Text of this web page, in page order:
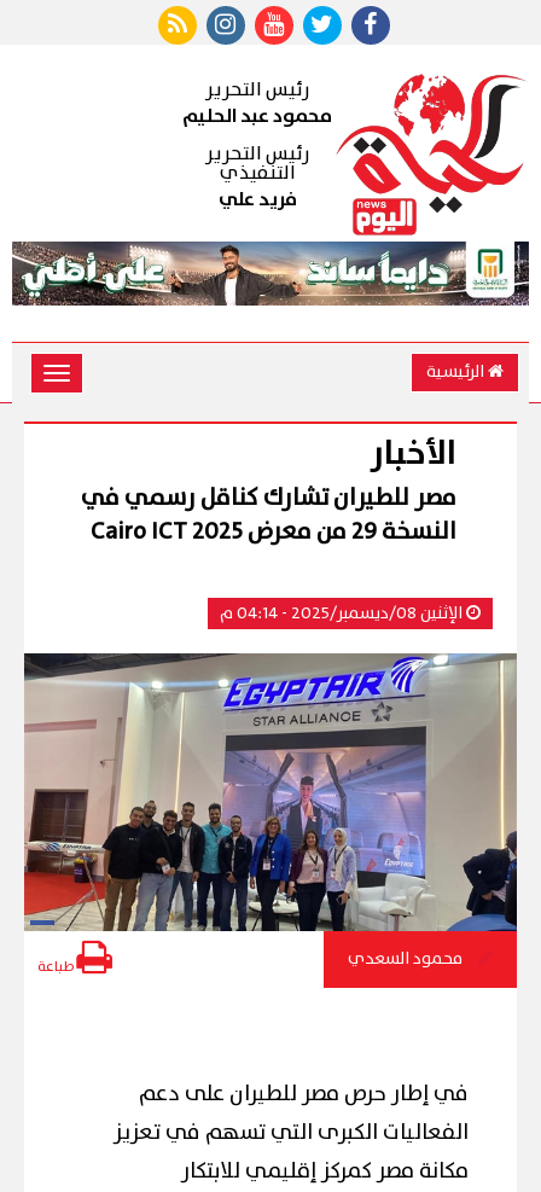
رئيس التحرير
محمود عبد الحليم
رئيس التحرير
التنفيذي
فريد علي
الرئيسية
Toggle
الأخبار
مصر للطيران تشارك كناقل رسمي في
النسخة 29 من معرض Cairo ICT 2025
الإثنين 08/ديسمبر/2025 - 04:14 م
محمود السعدي طباعة
في إطار حرص مصر للطيران على دعم
الفعاليات الكبرى التي تسهم في تعزيز
مكانة مصر كمركز إقليمي للابتكار